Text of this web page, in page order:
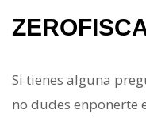
Si tienes alguna
no dudes enponerte